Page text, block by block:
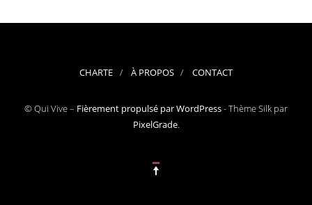
CHARTE À PROPOS CONTACT
© Qui Vive – Fièrement propulsé par WordPress-Thème Silk par
PixelGrade.